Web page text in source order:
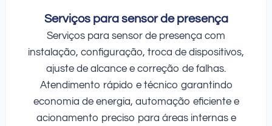
Serviços para sensor de presença
Serviços para sensor de presença com
instalação, configuração, troca de dispositivos,
ajuste de alcance e correção de falhas.
Atendimento rápido e técnico garantindo
economia de energia, automação eficiente e
acionamento preciso para áreas internas e